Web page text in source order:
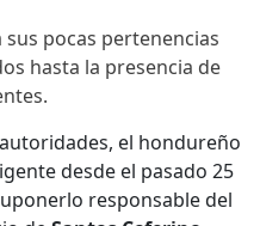
pocas pertenencias
hasta la presencia de
el hondureño
desde el pasado 25
responsable del